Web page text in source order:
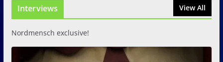
Interviews View All
Nordmensch exclusive!